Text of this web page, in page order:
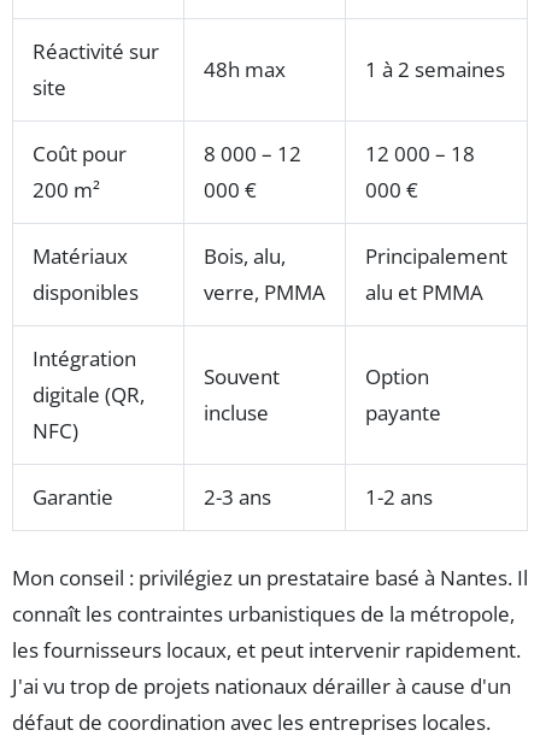
Réactivité sur
site
48h max 1 à 2 semaines
Coût pour
200 m²
8 000 – 12
000 €
12 000 – 18
000 €
Matériaux
disponibles
Bois, alu,
verre, PMMA
Principalement
alu et PMMA
Intégration
digitale (QR,
NFC)
Souvent
incluse
Option
payante
Garantie 2-3 ans 1-2 ans
Mon conseil : privilégiez un prestataire basé à Nantes. Il
connaît les contraintes urbanistiques de la métropole,
les fournisseurs locaux, et peut intervenir rapidement.
J'ai vu trop de projets nationaux dérailler à cause d'un
défaut de coordination avec les entreprises locales.